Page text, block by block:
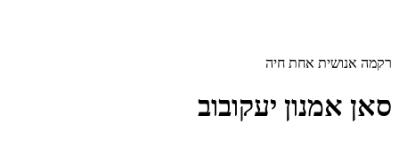
רקמה אנושית אחת חיה
סאן אמנון יעקובוב